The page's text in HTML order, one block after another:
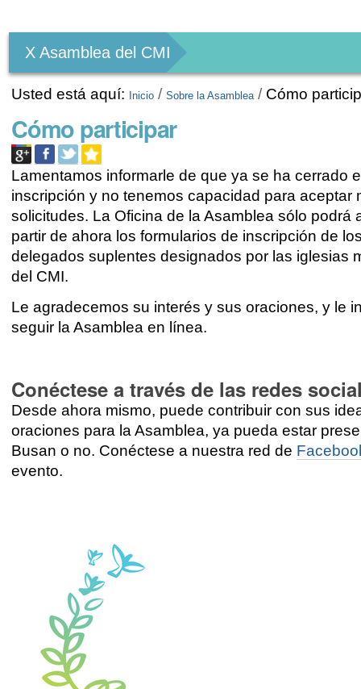
Personales
X Asamblea del CMI
Usted está aquí: Inicio /Sobre la Asamblea / Cómo
Cómo participar
Lamentamos informarle de que ya se ha cerrado
inscripción y no tenemos capacidad para aceptar
solicitudes. La Oficina de la Asamblea sólo podrá
partir de ahora los formularios de inscripción de
delegados suplentes designados por las iglesias
del CMI.
Le agradecemos su interés y sus oraciones, y le
seguir la Asamblea en línea.
Conéctese a través de las redes
Desde ahora mismo, puede contribuir con sus
oraciones para la Asamblea, ya pueda estar
Busan o no. Conéctese a nuestra red de
evento.